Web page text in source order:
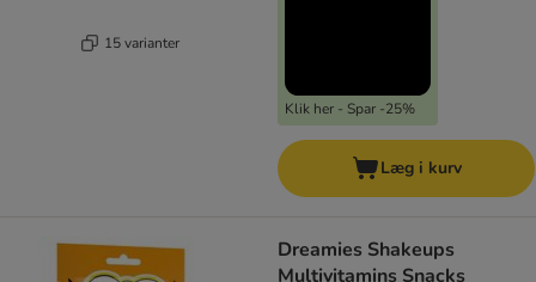
15 varianter
Klik her - Spar -25%
Læg i kurv
Dreamies Shakeups
Multivitamins Snacks